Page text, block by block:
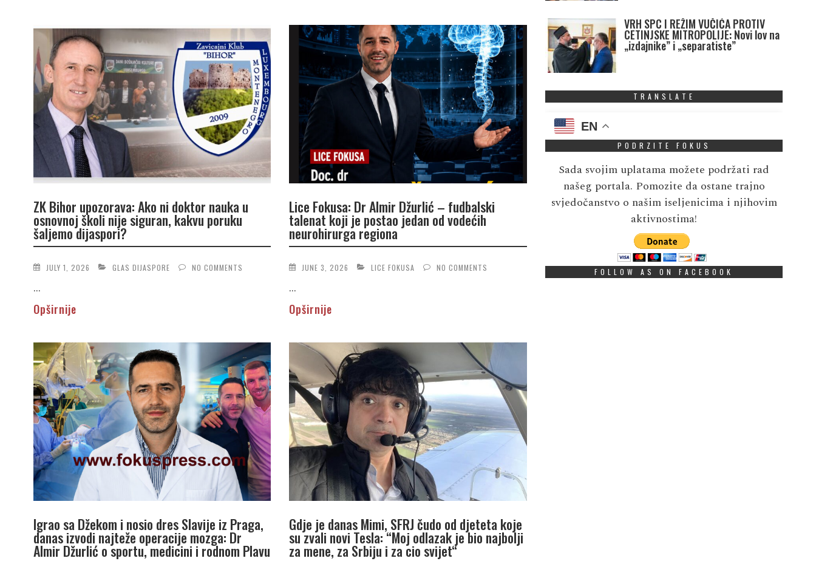
ZK Bihor upozorava: Ako ni doktor nauka u
osnovnoj školi nije siguran, kakvu poruku
šaljemo dijaspori?
JULY 1, 2026 GLAS DIJASPORE NO COMMENTS
...
Opširnije
Lice Fokusa: Dr Almir Džurlić – fudbalski
talenat koji je postao jedan od vodećih
neurohirurga regiona
JUNE 3, 2026 LICE FOKUSA NO COMMENTS
...
Opširnije
Igrao sa Džekom i nosio dres Slavije iz Praga,
danas izvodi najteže operacije mozga: Dr
Almir Džurlić o sportu, medicini i rodnom Plavu
Gdje je danas Mimi, SFRJ čudo od djeteta koje
su zvali novi Tesla: “Moj odlazak je bio najbolji
za mene, za Srbiju i za cio svijet“
VRH SPC I REŽIM VUČIĆA PROTIV
CETINJSKE MITROPOLIJE: Novi lov na
„izdajnike” i „separatiste”
TRANSLATE
EN
PODRZITE FOKUS
Sada svojim uplatama možete podržati rad
našeg portala. Pomozite da ostane trajno
svjedočanstvo o našim iseljenicima i njihovim
aktivnostima!
FOLLOW AS ON FACEBOOK